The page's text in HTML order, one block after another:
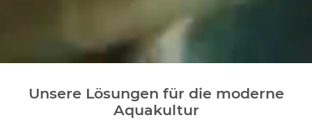
Unsere Lösungen für die moderne
Aquakultur